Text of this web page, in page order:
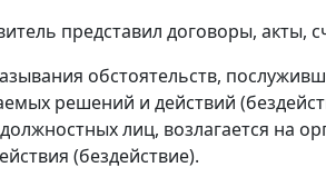
представил договоры, акты,
обстоятельств,
решений и действий
лиц, возлагается на
(бездействие).